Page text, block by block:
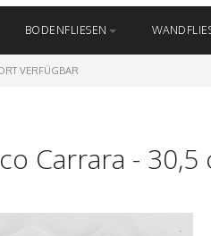
BODENFLIESEN
VERFÜGBAR
Carrara - 30,5